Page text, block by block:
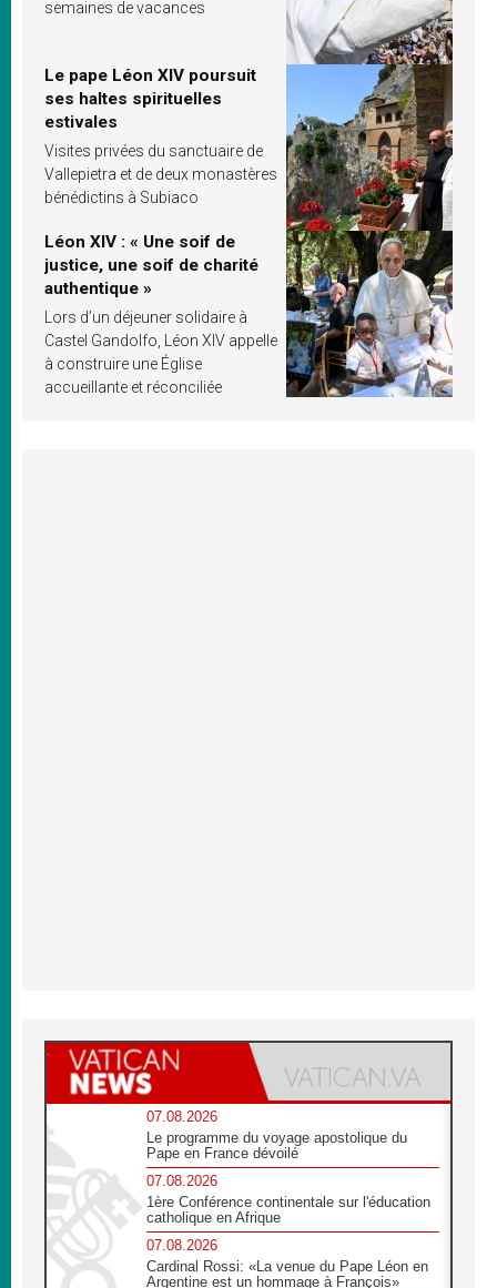
semaines de vacances
Le pape Léon XIV poursuit
ses haltes spirituelles
estivales
Visites privées du sanctuaire de
Vallepietra et de deux monastères
bénédictins à Subiaco
Léon XIV : « Une soif de
justice, une soif de charité
authentique »
Lors d’un déjeuner solidaire à
Castel Gandolfo, Léon XIV appelle
à construire une Église
accueillante et réconciliée
07.08.2026
Le programme du voyage apostolique du
Pape en France dévoilé
07.08.2026
1ère Conférence continentale sur l'éducation
catholique en Afrique
07.08.2026
Cardinal Rossi: «La venue du Pape Léon en
Argentine est un hommage à François»